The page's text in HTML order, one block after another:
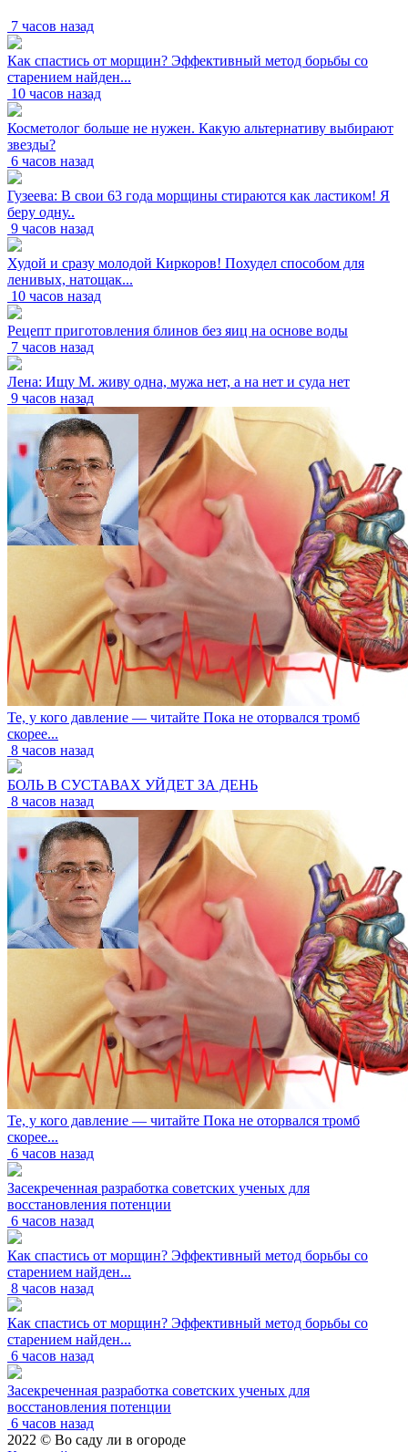
7 часов назад
Как спастись от морщин? Эффективный метод борьбы со
старением найден...
10 часов назад
Косметолог больше не нужен. Какую альтернативу выбирают
звезды?
6 часов назад
Гузеева: В свои 63 года морщины стираются как ластиком! Я
беру одну..
9 часов назад
Худой и сразу молодой Киркоров! Похудел способом для
ленивых, натощак...
10 часов назад
Рецепт приготовления блинов без яиц на основе воды
7 часов назад
Лена: Ищу М. живу одна, мужа нет, а на нет и суда нет
9 часов назад
Те, у кого давление — читайте Пока не оторвался тромб
скорее...
8 часов назад
БОЛЬ В СУСТАВАХ УЙДЕТ ЗА ДЕНЬ
8 часов назад
Те, у кого давление — читайте Пока не оторвался тромб
скорее...
6 часов назад
Засекреченная разработка советских ученых для
восстановления потенции
6 часов назад
Как спастись от морщин? Эффективный метод борьбы со
старением найден...
8 часов назад
Как спастись от морщин? Эффективный метод борьбы со
старением найден...
6 часов назад
Засекреченная разработка советских ученых для
восстановления потенции
6 часов назад
2022 © Во саду ли в огороде